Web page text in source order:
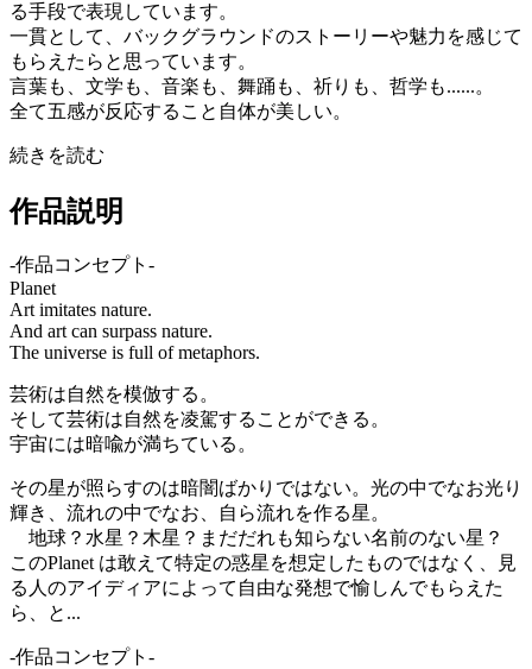
る手段で表現しています。
一貫として、バックグラウンドのストーリーや魅力を感じて
もらえたらと思っています。
言葉も、文学も、音楽も、舞踊も、祈りも、哲学も......。
全て五感が反応すること自体が美しい。
続きを読む
作品説明
-作品コンセプト-
Planet
Art imitates nature.
And art can surpass nature.
The universe is full of metaphors.
芸術は自然を模倣する。
そして芸術は自然を凌駕することができる。
宇宙には暗喩が満ちている。
その星が照らすのは暗闇ばかりではない。光の中でなお光り
輝き、流れの中でなお、自ら流れを作る星。
地球？水星？木星？まだだれも知らない名前のない星？
このPlanet は敢えて特定の惑星を想定したものではなく、見
る人のアイディアによって自由な発想で愉しんでもらえた
ら、と...
-作品コンセプト-